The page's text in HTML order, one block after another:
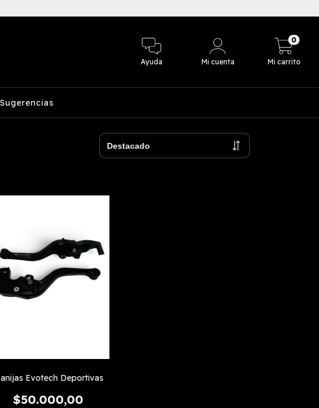
Ayuda Mi cuenta Mi carrito
0
Evotech Deportivas
$50.000,00